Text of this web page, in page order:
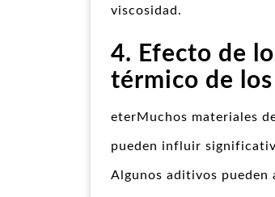
viscosidad.
4. Efecto de
térmico de
eterMuchos materiales
pueden influir
Algunos aditivos pueden